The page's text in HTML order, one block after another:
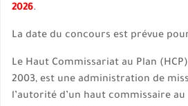
2026.
La date du concours est prévue
Le Haut Commissariat au Plan
2003, est une administration de
l’autorité d’un haut commissaire